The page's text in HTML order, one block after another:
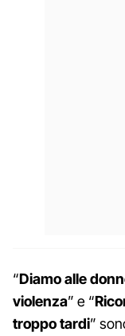
“Diamo alle
violenza” e “
troppo tardi”